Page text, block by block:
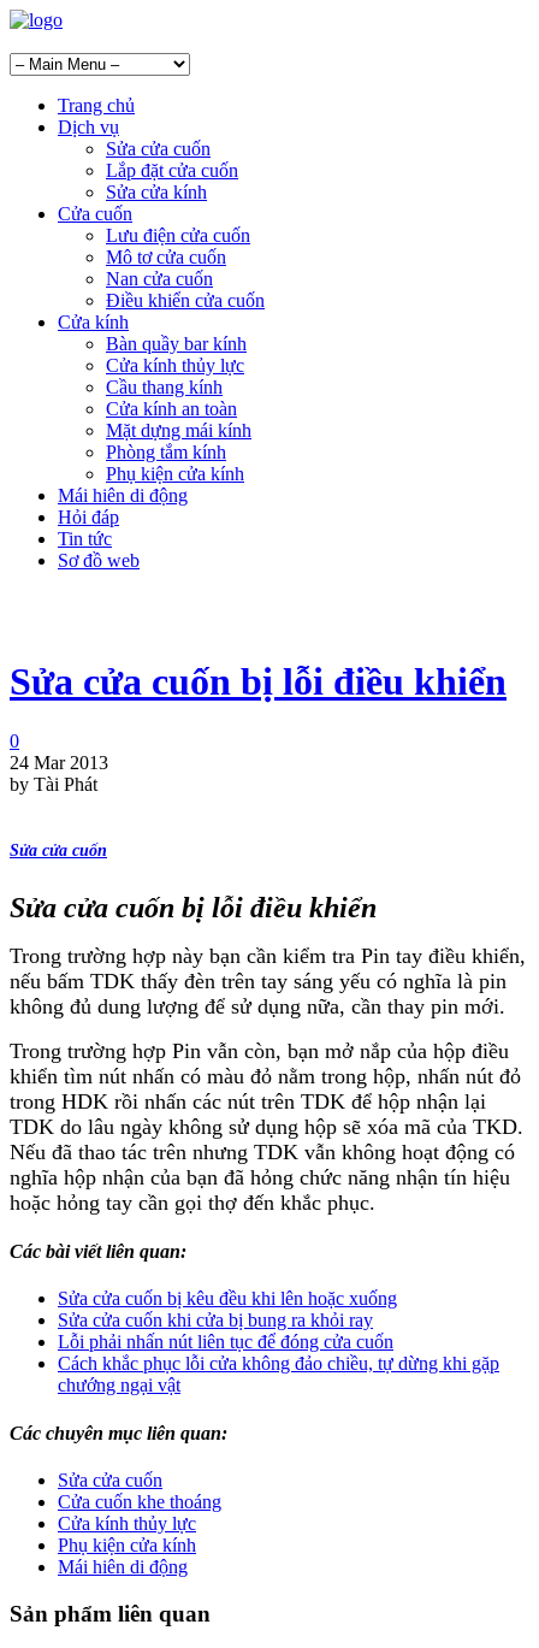
Trang chủ
Dịch vụ
Sửa cửa cuốn
Lắp đặt cửa cuốn
Sửa cửa kính
Cửa cuốn
Lưu điện cửa cuốn
Mô tơ cửa cuốn
Nan cửa cuốn
Điều khiển cửa cuốn
Cửa kính
Bàn quầy bar kính
Cửa kính thủy lực
Cầu thang kính
Cửa kính an toàn
Mặt dựng mái kính
Phòng tắm kính
Phụ kiện cửa kính
Mái hiên di động
Hỏi đáp
Tin tức
Sơ đồ web
Sửa cửa cuốn bị lỗi điều khiển
0
24 Mar 2013
by Tài Phát
Sửa cửa cuốn
Sửa cửa cuốn bị lỗi điều khiển
Trong trường hợp này bạn cần kiểm tra Pin tay điều khiển,
nếu bấm TDK thấy đèn trên tay sáng yếu có nghĩa là pin
không đủ dung lượng để sử dụng nữa, cần thay pin mới.
Trong trường hợp Pin vẫn còn, bạn mở nắp của hộp điều
khiển tìm nút nhấn có màu đỏ nằm trong hộp, nhấn nút đỏ
trong HDK rồi nhấn các nút trên TDK để hộp nhận lại
TDK do lâu ngày không sử dụng hộp sẽ xóa mã của TKD.
Nếu đã thao tác trên nhưng TDK vẫn không hoạt động có
nghĩa hộp nhận của bạn đã hỏng chức năng nhận tín hiệu
hoặc hỏng tay cần gọi thợ đến khắc phục.
Các bài viết liên quan:
Sửa cửa cuốn bị kêu đều khi lên hoặc xuống
Sửa cửa cuốn khi cửa bị bung ra khỏi ray
Lỗi phải nhấn nút liên tục để đóng cửa cuốn
Cách khắc phục lỗi cửa không đảo chiều, tự dừng khi gặp
chướng ngại vật
Các chuyên mục liên quan:
Sửa cửa cuốn
Cửa cuốn khe thoáng
Cửa kính thủy lực
Phụ kiện cửa kính
Mái hiên di động
Sản phẩm liên quan